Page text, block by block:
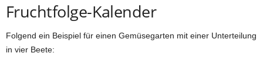
Fruchtfolge-Kalender
Folgend ein Beispiel für einen Gemüsegarten mit einer Unterteilung
in vier Beete: